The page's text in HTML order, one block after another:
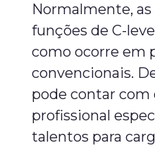
Normalmente,
funções de C-
como ocorre em
convencionais.
pode contar com
profissional
talentos para